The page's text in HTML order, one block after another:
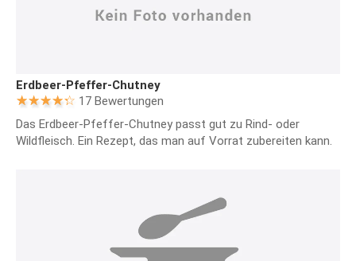
Erdbeer-Pfeffer-Chutney
17 Bewertungen
Das Erdbeer-Pfeffer-Chutney passt gut zu Rind- oder
Wildfleisch. Ein Rezept, das man auf Vorrat zubereiten kann.